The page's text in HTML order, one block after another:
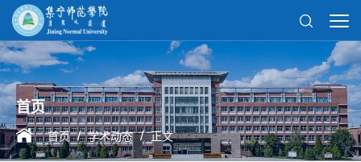
首页
首页 / 学术动态 / 正文